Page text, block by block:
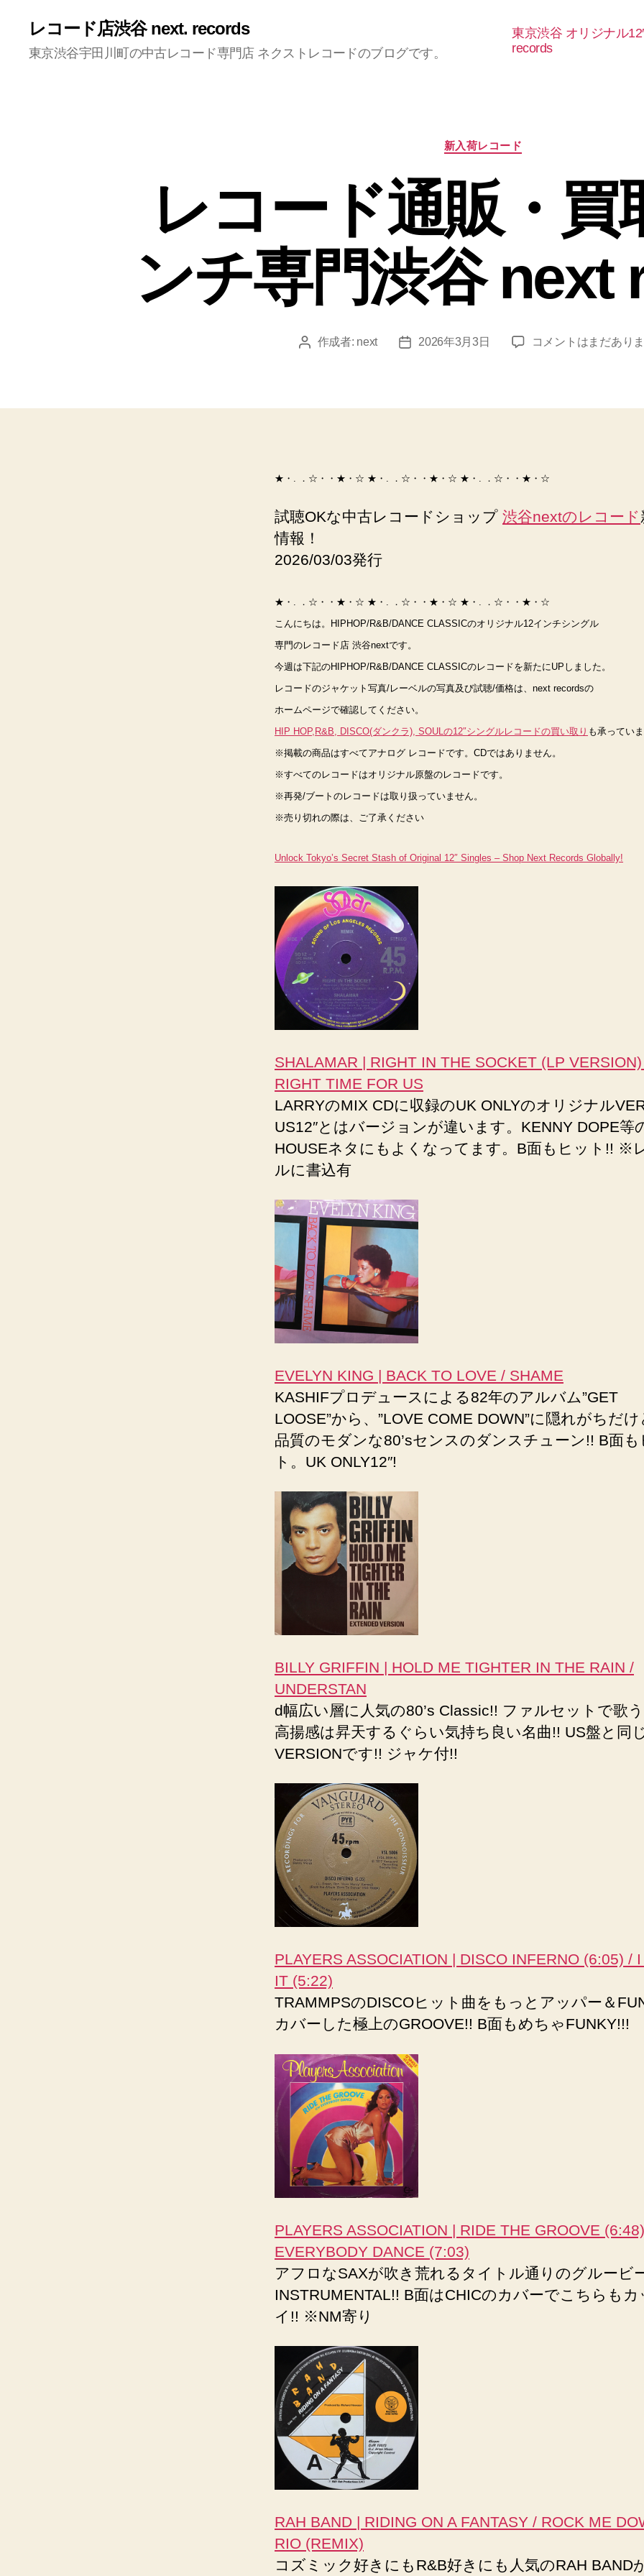
レコード店渋谷 next. records
東京渋谷宇田川町の中古レコード専門店 ネクストレコードのブログです。
東京渋谷 オリジナル
records
カ
テ
リ
ー
新入荷レコード
レコード通販・買
ンチ専門渋谷 next
投 作成者: next
投
2026年3月3日
レ
通
イ
チ
next
records
コメントはまだあり
★・. ．☆・・★・☆ ★・. ．☆・・★・☆ ★・. ．☆・・★・☆
試聴OKな中古レコードショップ 渋谷nextのレコード
情報！
2026/03/03発行
★・. ．☆・・★・☆ ★・. ．☆・・★・☆ ★・. ．☆・・★・☆
こんにちは。HIPHOP/R&B/DANCE CLASSICのオリジナル12インチシングル
専門のレコード店 渋谷nextです。
今週は下記のHIPHOP/R&B/DANCE CLASSICのレコードを新たにUPしました。
レコードのジャケット写真/レーベルの写真及び試聴/価格は、next recordsの
ホームページで確認してください。
HIP HOP,R&B, DISCO(ダンクラ), SOULの12″シングルレコードの買い取り も承ってい
※掲載の商品はすべてアナログ レコードです。CDではありません。
※すべてのレコードはオリジナル原盤のレコードです。
※再発/ブートのレコードは取り扱っていません。
※売り切れの際は、ご了承ください
Unlock Tokyo’s Secret Stash of Original 12″ Singles – Shop Next Records Globally!
SHALAMAR | RIGHT IN THE SOCKET (LP
RIGHT TIME FOR US
LARRYのMIX CDに収録のUK ONLYのオリジナル
US12″とはバージョンが違います。KENNY DOPE等
HOUSEネタにもよくなってます。B面もヒット!! ※
ルに書込有
EVELYN KING | BACK TO LOVE / SHAME
KASHIFプロデュースによる82年のアルバム”GET
LOOSE”から、”LOVE COME DOWN”に隠れがちだ
品質のモダンな80’sセンスのダンスチューン!! B面も
ト。UK ONLY12″!
BILLY GRIFFIN | HOLD ME TIGHTER IN THE RAIN /
UNDERSTAN
d幅広い層に人気の80’s Classic!! ファルセットで歌
高揚感は昇天するぐらい気持ち良い名曲!! US盤と同
VERSIONです!! ジャケ付!!
PLAYERS ASSOCIATION | DISCO INFERNO (6:05) /
IT (5:22)
TRAMMPSのDISCOヒット曲をもっとアッパー＆
カバーした極上のGROOVE!! B面もめちゃFUNKY!!!
PLAYERS ASSOCIATION | RIDE THE GROOVE
EVERYBODY DANCE (7:03)
アフロなSAXが吹き荒れるタイトル通りのグルービ
INSTRUMENTAL!! B面はCHICのカバーでこちらも
イ!! ※NM寄り
RAH BAND | RIDING ON A FANTASY / ROCK ME
RIO (REMIX)
コズミック好きにもR&B好きにも人気のRAH BAND